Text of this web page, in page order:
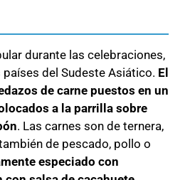
durante las celebraciones,
del Sudeste Asiático. El
de carne puestos en un
a la parrilla sobre
. Las carnes son de ternera,
de pescado, pollo o
especiado con